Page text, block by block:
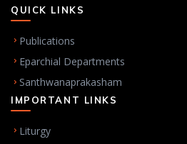
QUICK LINKS
Publications
Eparchial Departments
Santhwanaprakasham
IMPORTANT LINKS
Liturgy